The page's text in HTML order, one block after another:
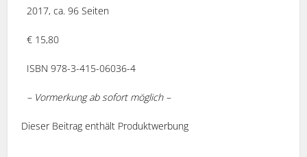
2017, ca. 96 Seiten
€ 15,80
ISBN 978-3-415-06036-4
– Vormerkung ab sofort möglich –
Dieser Beitrag enthält Produktwerbung